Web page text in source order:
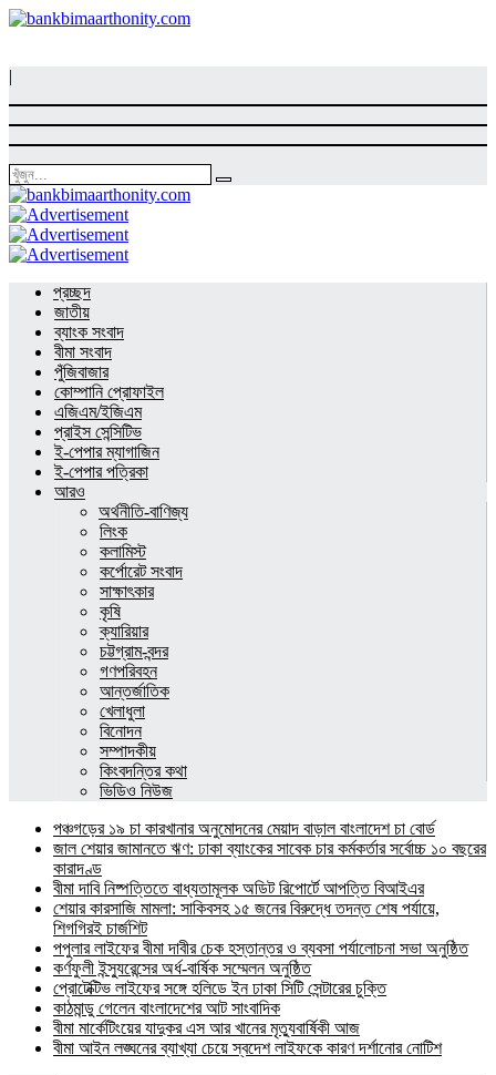
|
প্রচ্ছদ
জাতীয়
ব্যাংক সংবাদ
বীমা সংবাদ
পুঁজিবাজার
কোম্পানি প্রোফাইল
এজিএম/ইজিএম
প্রাইস সেন্সিটিভ
ই-পেপার ম্যাগাজিন
ই-পেপার পত্রিকা
আরও
অর্থনীতি-বাণিজ্য
লিংক
কলামিস্ট
কর্পোরেট সংবাদ
সাক্ষাৎকার
কৃষি
ক্যারিয়ার
চট্টগ্রাম-বন্দর
গণপরিবহন
আন্তর্জাতিক
খেলাধুলা
বিনোদন
সম্পাদকীয়
কিংবদন্তির কথা
ভিডিও নিউজ
পঞ্চগড়ের ১৯ চা কারখানার অনুমোদনের মেয়াদ বাড়াল বাংলাদেশ চা বোর্ড
জাল শেয়ার জামানতে ঋণ: ঢাকা ব্যাংকের সাবেক চার কর্মকর্তার সর্বোচ্চ ১০ বছরের
কারাদণ্ড
বীমা দাবি নিষ্পত্তিতে বাধ্যতামূলক অডিট রিপোর্টে আপত্তি বিআইএর
শেয়ার কারসাজি মামলা: সাকিবসহ ১৫ জনের বিরুদ্ধে তদন্ত শেষ পর্যায়ে,
শিগগিরই চার্জশিট
পপুলার লাইফের বীমা দাবীর চেক হস্তান্তর ও ব্যবসা পর্যালোচনা সভা অনুষ্ঠিত
কর্ণফুলী ইন্স্যুরেন্সের অর্ধ-বার্ষিক সম্মেলন অনুষ্ঠিত
প্রোটেক্টিভ লাইফের সঙ্গে হলিডে ইন ঢাকা সিটি সেন্টারের চুক্তি
কাঠমান্ডু গেলেন বাংলাদেশের আট সাংবাদিক
বীমা মার্কেটিংয়ের যাদুকর এস আর খানের মৃত্যুবার্ষিকী আজ
বীমা আইন লঙ্ঘনের ব্যাখ্যা চেয়ে স্বদেশ লাইফকে কারণ দর্শানোর নোটিশ